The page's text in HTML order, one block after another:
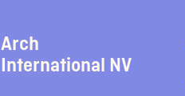
Arch
International NV